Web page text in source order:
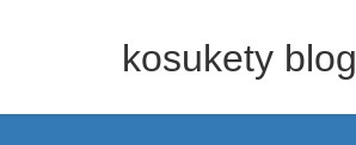
kosukety blog